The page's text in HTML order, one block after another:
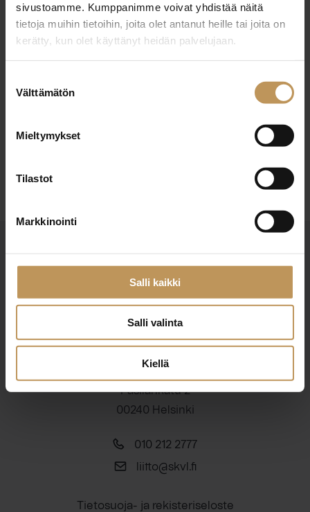
sivustoamme. Kumppanimme voivat yhdistää näitä
tietoja muihin tietoihin, joita olet antanut heille tai joita on
kerätty, kun olet käyttänyt heidän palvelujaan.
valinta
Välttämätön
Mieltymykset
Tilastot
Markkinointi
Salli kaikki
Salli valinta
Kiellä
29.2.2024
Lue artikkeli
Suomen Kiinteistönvälittäjät ry
Finlands Fastighetsmäklare rf
Pasilankatu 2
00240 Helsinki
010 212 2777
liitto@skvl.fi
Tietosuoja- ja rekisteriseloste